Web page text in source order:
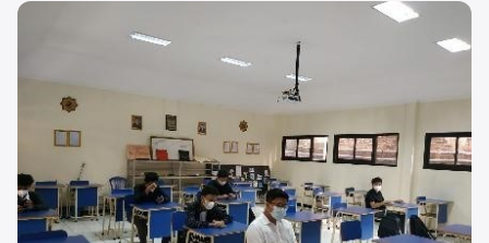
School Al Masoem Bandung. Sekolah asrama merupakan
lingkungan yang cocok untuk mengasah ...